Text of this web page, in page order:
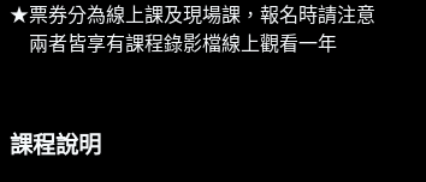
★票券分為線上課及現場課，報名時請注意
兩者皆享有課程錄影檔線上觀看一年
課程說明